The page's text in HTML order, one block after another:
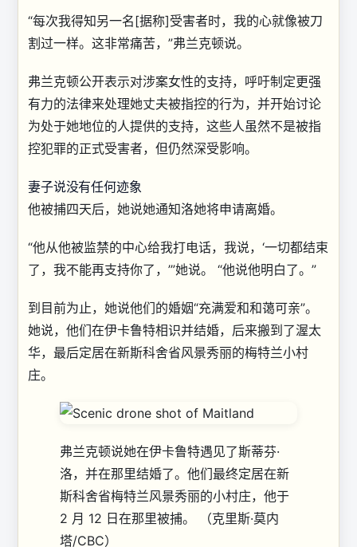
“每次我得知另一名[据称]受害者时，我的心就像被刀
割过一样。这非常痛苦，”弗兰克顿说。
弗兰克顿公开表示对涉案女性的支持，呼吁制定更强
有力的法律来处理她丈夫被指控的行为，并开始讨论
为处于她地位的人提供的支持，这些人虽然不是被指
控犯罪的正式受害者，但仍然深受影响。
妻子说没有任何迹象
他被捕四天后，她说她通知洛她将申请离婚。
“他从他被监禁的中心给我打电话，我说，‘一切都结束
了，我不能再支持你了，’”她说。 “他说他明白了。”
到目前为止，她说他们的婚姻“充满爱和和蔼可亲”。
她说，他们在伊卡鲁特相识并结婚，后来搬到了渥太
华，最后定居在新斯科舍省风景秀丽的梅特兰小村
庄。
弗兰克顿说她在伊卡鲁特遇见了斯蒂芬·
洛，并在那里结婚了。他们最终定居在新
斯科舍省梅特兰风景秀丽的小村庄，他于
2 月 12 日在那里被捕。
（克里斯·莫内
塔/CBC）